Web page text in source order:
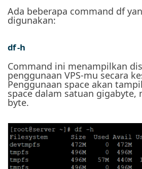
Ada beberapa command df
digunakan:
df -h
Command ini menampilkan
penggunaan VPS-mu secara
Penggunaan space akan
space dalam satuan gigabyte,
byte.